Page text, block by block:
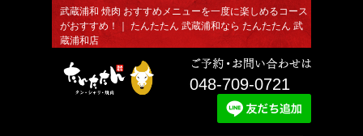
武蔵浦和 焼肉 おすすめメニューを一度に楽しめるコース
がおすすめ！｜ たんたたん 武蔵浦和なら たんたたん 武
蔵浦和店
048-709-0721